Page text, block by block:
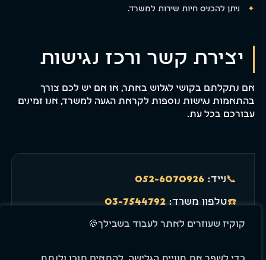
קוקיז שעוזרים לאתר לעבוד בשבילך🍪
ניתן להכניס חיות שירות למשרד.
יצירת קשר ורכז נגישות
אם נתקלתם בקושי לגלוש באתר, או אם יש לכם צורך
בהתאמות נגישות נוספות לקראת הגעה למשרד, אנו זמינים
עבורכם בכל עת.
📞נייד: 052-6070926
☎️טלפון משרד:03-7544792
📧מייל:shlomo890@Gmail.com